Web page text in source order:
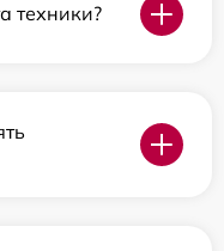
техники?